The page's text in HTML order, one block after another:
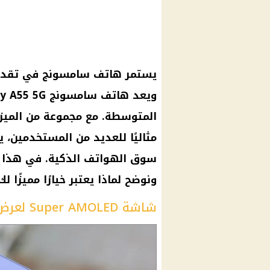
يستمر هاتف سامسونج في
المتوسطة. مع مجموعة من
مثاليًا للعديد من
سوق الهواتف الذكية. في هذا
ونوضح لماذا يعتبر خيارًا مميزًا
شاشة Super AMOLED لعرض مذهل